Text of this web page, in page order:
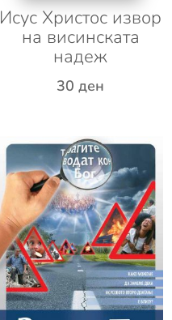
Исус Христос извор
на висинската
надеж
30ден